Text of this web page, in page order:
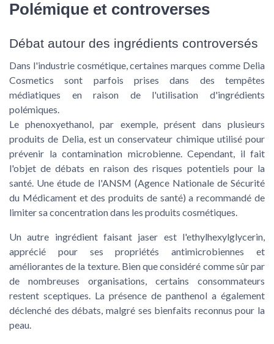
Polémique et controverses
Débat autour des ingrédients controversés
Dans l'industrie cosmétique, certaines marques comme Delia
Cosmetics sont parfois prises dans des tempêtes
médiatiques en raison de l'utilisation d'ingrédients
polémiques.
Le phenoxyethanol, par exemple, présent dans plusieurs
produits de Delia, est un conservateur chimique utilisé pour
prévenir la contamination microbienne. Cependant, il fait
l'objet de débats en raison des risques potentiels pour la
santé. Une étude de l'ANSM (Agence Nationale de Sécurité
du Médicament et des produits de santé) a recommandé de
limiter sa concentration dans les produits cosmétiques.
Un autre ingrédient faisant jaser est l'ethylhexylglycerin,
apprécié pour ses propriétés antimicrobiennes et
améliorantes de la texture. Bien que considéré comme sûr par
de nombreuses organisations, certains consommateurs
restent sceptiques. La présence de panthenol a également
déclenché des débats, malgré ses bienfaits reconnus pour la
peau.